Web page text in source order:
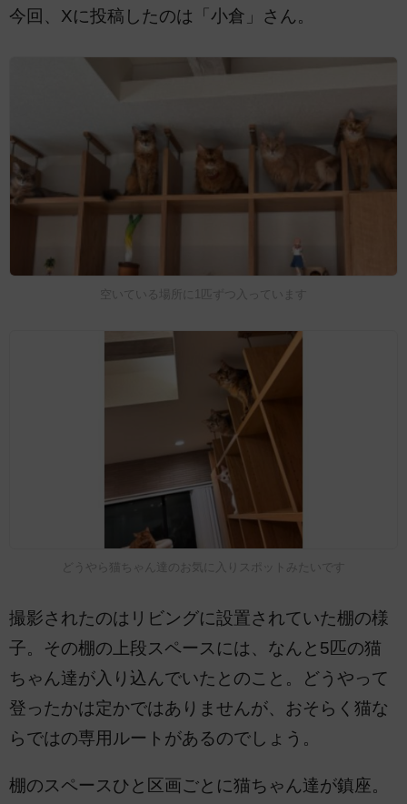
今回、Xに投稿したのは「小倉」さん。
空いている場所に1匹ずつ入っています
どうやら猫ちゃん達のお気に入りスポットみたいです
撮影されたのはリビングに設置されていた棚の様
子。その棚の上段スペースには、なんと5匹の猫
ちゃん達が入り込んでいたとのこと。どうやって
登ったかは定かではありませんが、おそらく猫な
らではの専用ルートがあるのでしょう。
棚のスペースひと区画ごとに猫ちゃん達が鎮座。